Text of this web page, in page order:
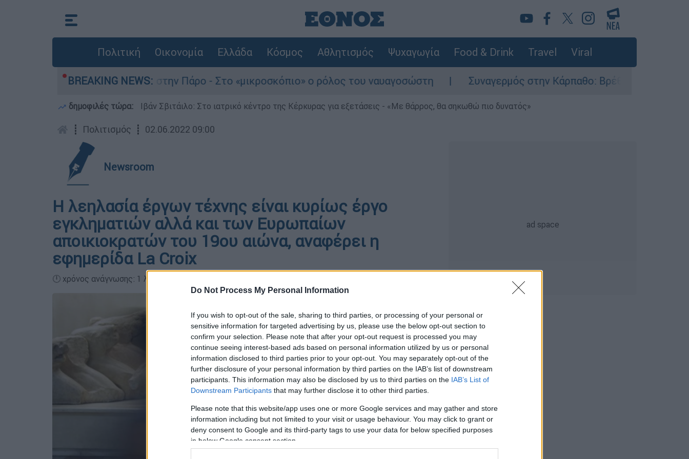
Do Not Process My Personal Information
If you wish to opt-out of the sale, sharing to third parties, or processing of your personal or
sensitive information for targeted advertising by us, please use the below opt-out section to
confirm your selection. Please note that after your opt-out request is processed you may
continue seeing interest-based ads based on personal information utilized by us or personal
information disclosed to third parties prior to your opt-out. You may separately opt-out of the
further disclosure of your personal information by third parties on the IAB’s list of downstream
participants. This information may also be disclosed by us to third parties on the IAB’s List of
Downstream Participants that may further disclose it to other third parties.
Please note that this website/app uses one or more Google services and may gather and store
information including but not limited to your visit or usage behaviour. You may click to grant or
deny consent to Google and its third-party tags to use your data for below specified purposes
in below Google consent section.
Πολιτική Οικονομία Ελλάδα Κόσμος Αθλητισμός Ψυχαγωγία Food & Drink Travel Viral
BREAKING NEWS:
τον θάνατο του 4χρονου στην Πάρο - Στο «μικροσκόπιο» ο ρόλος του ναυαγοσώστη Συναγερμός στην Κάρπαθο: Βρέθηκαν παλιά
δημοφιλές τώρα: Ιβάν Σβιτάιλο: Στο ιατρικό κέντρο της Κέρκυρας για εξετάσεις - «Με θάρρος, θα σηκωθώ πιο δυνατός»
┋ Πολιτισμός ┋ 02.06.2022 09:00
Newsroom
Η λεηλασία έργων τέχνης είναι κυρίως έργο
εγκληματιών αλλά και των Ευρωπαίων
αποικιοκρατών του 19ου αιώνα, αναφέρει η
εφημερίδα La Croix
🕛 χρόνος ανάγνωσης: 1 λεπτό ┋